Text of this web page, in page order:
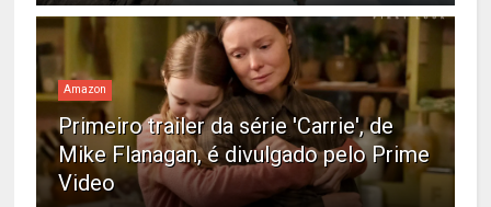
Amazon
Primeiro trailer da série 'Carrie', de
Mike Flanagan, é divulgado pelo Prime
Video